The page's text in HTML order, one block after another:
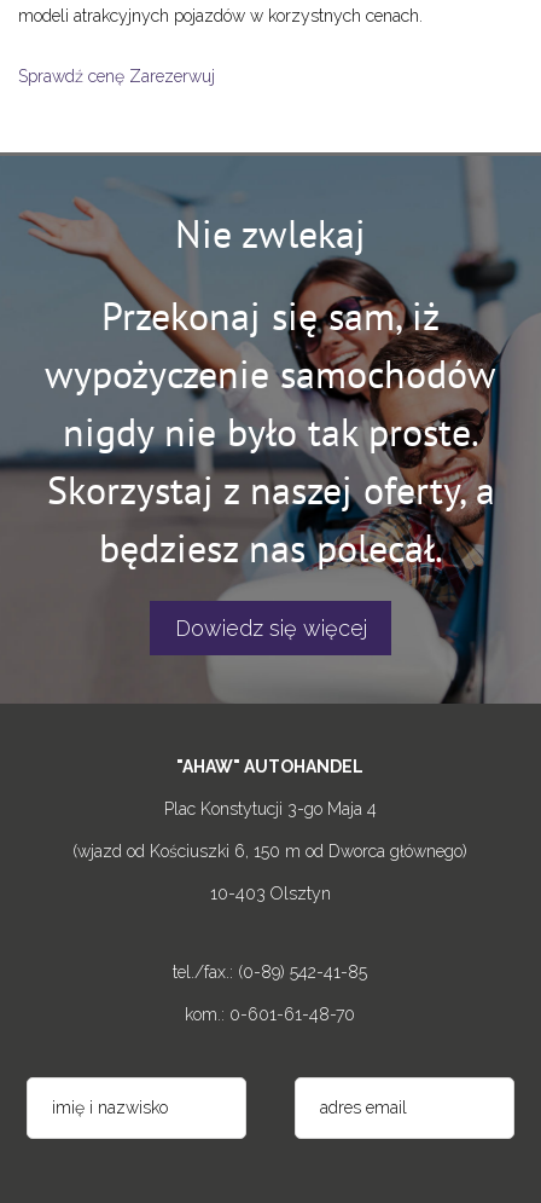
modeli atrakcyjnych pojazdów w korzystnych cenach.
Sprawdź cenę Zarezerwuj
Nie zwlekaj
Przekonaj się sam, iż
wypożyczenie samochodów
nigdy nie było tak proste.
Skorzystaj z naszej oferty, a
będziesz nas polecał.
Dowiedz się więcej
"AHAW" AUTOHANDEL
Plac Konstytucji 3-go Maja 4
(wjazd od Kościuszki 6, 150 m od Dworca głównego)
10-403 Olsztyn
tel./fax.: (0-89) 542-41-85
kom.: 0-601-61-48-70